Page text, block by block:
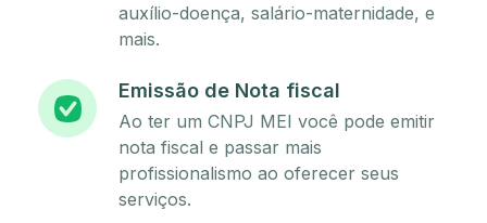
auxílio-doença, salário-maternidade, e
mais.
Emissão de Nota fiscal
Ao ter um CNPJ MEI você pode emitir
nota fiscal e passar mais
profissionalismo ao oferecer seus
serviços.